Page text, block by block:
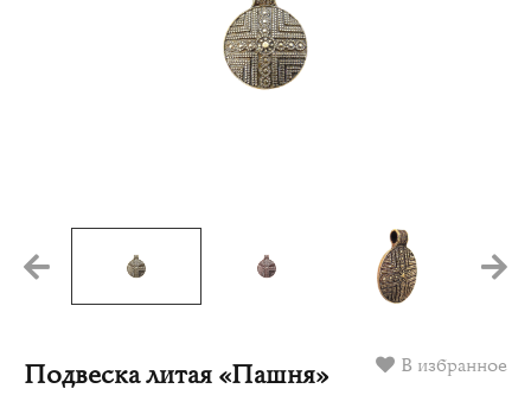
В избранное
Подвеска литая «Пашня»